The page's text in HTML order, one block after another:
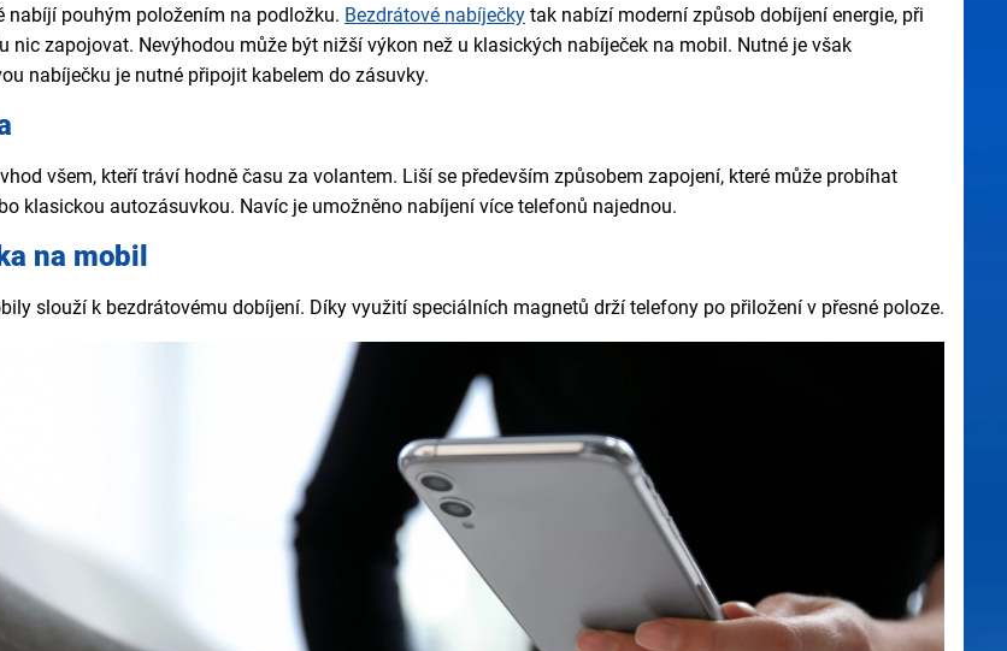
nabíjí pouhým položením na podložku. Bezdrátové nabíječky tak nabízí moderní způsob dobíjení energie, při
nic zapojovat. Nevýhodou může být nižší výkon než u klasických nabíječek na mobil. Nutné je však
nabíječku je nutné připojit kabelem do zásuvky.
všem, kteří tráví hodně času za volantem. Liší se především způsobem zapojení, které může probíhat
klasickou autozásuvkou. Navíc je umožněno nabíjení více telefonů najednou.
na mobil
slouží k bezdrátovému dobíjení. Díky využití speciálních magnetů drží telefony po přiložení v přesné poloze.